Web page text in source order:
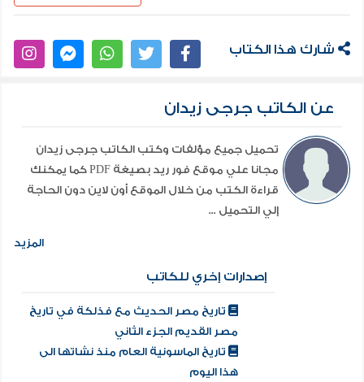
شارك هذا الكتاب
عن الكاتب جرجى زيدان
تحميل جميع مؤلفات وكتب الكاتب جرجى زيدان
مجانا علي موقع فور ريد بصيغة PDF كما يمكنك
قراءة الكتب من خلال الموقع أون لاين دون الحاجة
إلي التحميل ...
المزيد
إصدارات إخري للكاتب
تاريخ مصر الحديث مع فذلكة في تاريخ
مصر القديم الجزء الثاني
تاريخ الماسونية العام منذ نشاتها الى
هذا اليوم